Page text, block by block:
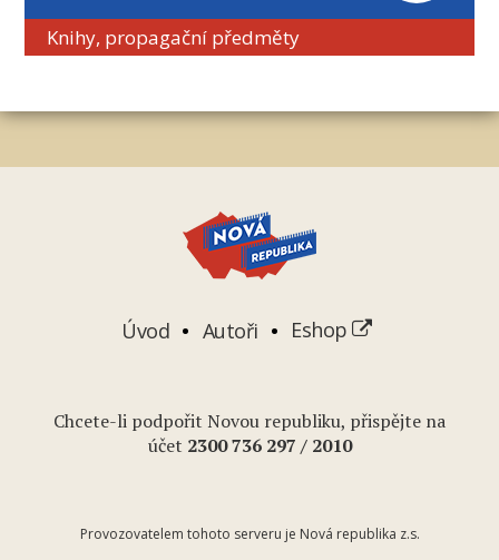
Knihy, propagační předměty
Úvod Autoři Eshop
Chcete-li podpořit Novou republiku, přispějte na
účet 2300 736 297 / 2010
Provozovatelem tohoto serveru je Nová republika z.s.